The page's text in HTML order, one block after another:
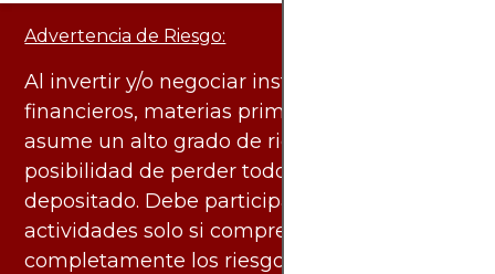
Advertencia de Riesgo:
Al invertir y/o negociar instrumentos
financieros, materias primas y otros activos,
asume un alto grado de riesgo. Existe la
posibilidad de perder todo el capital
depositado. Debe participar en estas
actividades solo si comprende
completamente los riesgos asociados.